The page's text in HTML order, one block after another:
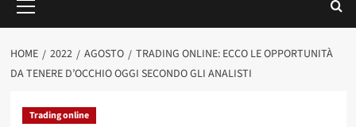
principale
HOME 2022 AGOSTO
TRADING ONLINE: ECCO LE OPPORTUNITÀ
DA TENERE D’OCCHIO OGGI SECONDO GLI ANALISTI
Trading online